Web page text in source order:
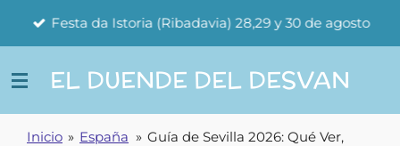
principal
Festa da Istoria (Ribadavia) 28,29 y 30 de agosto
EL DUENDE DEL DESVAN
Inicio » España » Guía de Sevilla 2026: Qué Ver,